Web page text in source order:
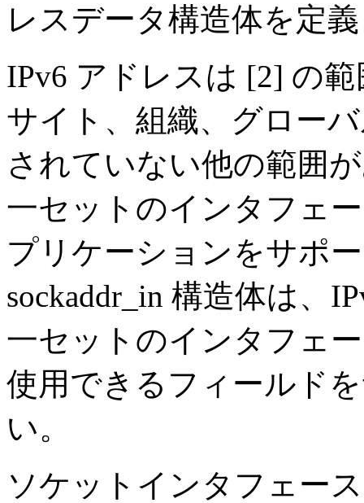
レスデータ構造体を定
IPv6 アドレスは [2] の
サイト、組織、グロー
されていない他の範囲
一セットのインタフェ
プリケーションをサポ
sockaddr_in 構造体は、
一セットのインタフェ
使用できるフィールド
い。
ソケットインタフェー